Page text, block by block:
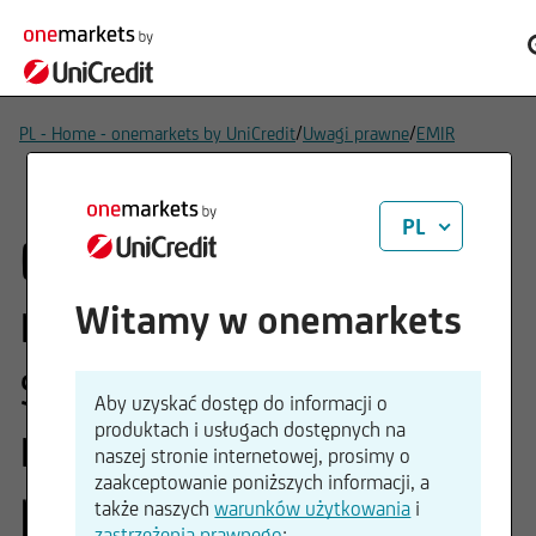
PL - Home - onemarkets by UniCredit/Uwagi prawne/EMIR
EMIR –
rozporządzenie w
sprawie infrastruktury
rynku europejskiego –
publikacje
PL
Witamy w onemarkets
Aby uzyskać dostęp do informacji o
produktach i usługach dostępnych na
naszej stronie internetowej, prosimy o
zaakceptowanie poniższych informacji, a
także naszychwarunków użytkowania i